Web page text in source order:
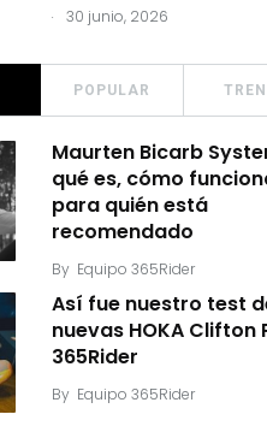
.
30 junio, 2026
POPULAR
Maurten Bicarb
qué es, cómo
para quién está
recomendado
By Equipo 365Rider
Así fue nuestro test
nuevas HOKA Clifton
365Rider
By Equipo 365Rider